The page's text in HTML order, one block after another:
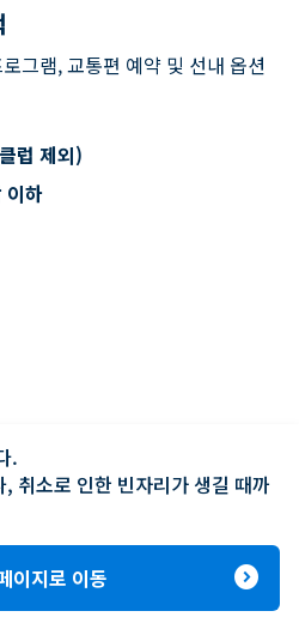
그램, 교통편 예약 및 선내 옵션
럽 제외)
이하
.
취소로 인한 빈자리가 생길 때까
이지로 이동 expand_circle_right